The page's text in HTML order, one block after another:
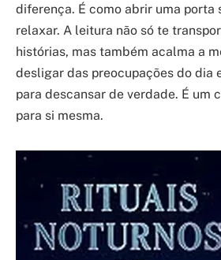
diferença. É como abrir uma porta
relaxar. A leitura não só te
histórias, mas também acalma a
desligar das preocupações do dia
para descansar de verdade. É um
para si mesma.